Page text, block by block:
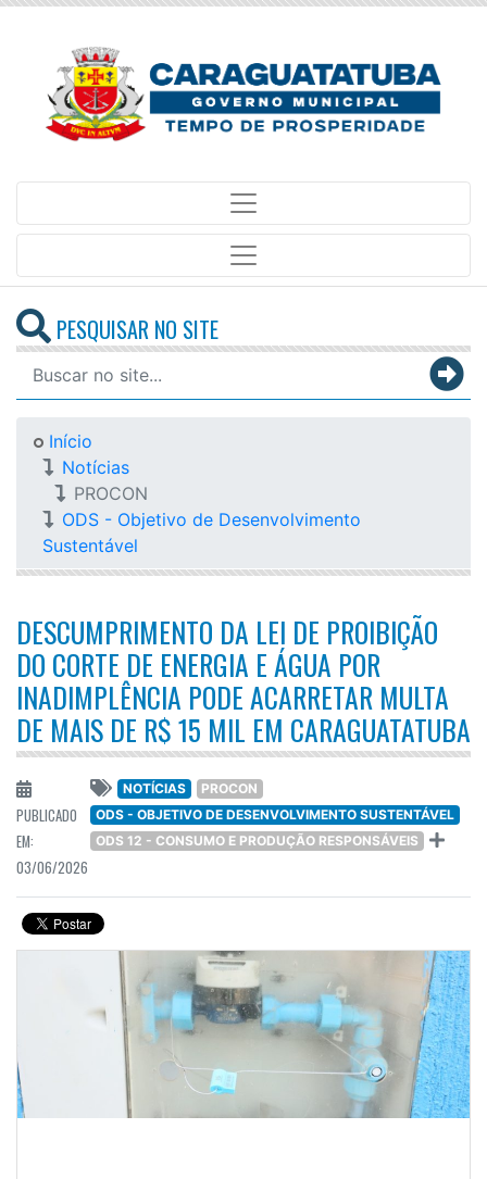
PESQUISAR NO SITE
Início
Notícias
PROCON
ODS - Objetivo de Desenvolvimento
Sustentável
DESCUMPRIMENTO DA LEI DE PROIBIÇÃO
DO CORTE DE ENERGIA E ÁGUA POR
INADIMPLÊNCIA PODE ACARRETAR MULTA
DE MAIS DE R$ 15 MIL EM CARAGUATATUBA
PUBLICADO
EM:
03/06/2026
NOTÍCIAS
PROCON
ODS - OBJETIVO DE DESENVOLVIMENTO SUSTENTÁVEL
ODS 12 - CONSUMO E PRODUÇÃO RESPONSÁVEIS